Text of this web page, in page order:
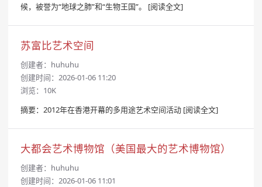
候，被誉为“地球之肺”和“生物王国”。 [阅读全文]
苏富比艺术空间
创建者： huhuhu
创建时间：2026-01-06 11:20
浏览：10K
摘要：2012年在香港开幕的多用途艺术空间活动 [阅读全文]
大都会艺术博物馆（美国最大的艺术博物馆）
创建者： huhuhu
创建时间：2026-01-06 11:01